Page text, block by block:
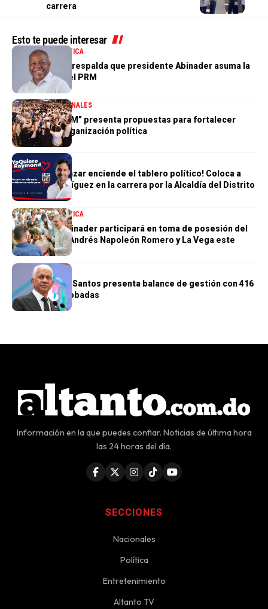
carrera
Esto te puede interesar
NACIONALES POLÍTICA
Adán Peguero respalda que presidente Abinader asuma la
presidencia del PRM
DESTACADANACIONALES
“Hablemos PRM” presenta propuestas para fortalecer
futuro de la organización política
POLÍTICA
Humberto Salazar enciende el tablero político! Coloca a
Raymond Rodríguez en la carrera por la Alcaldía del Distrito
Nacional
NACIONALESPOLÍTICA
Presidente Abinader participará en toma de posesión del
nuevo obispo Andrés Napoleón Romero y La Vega este
sábado
POLÍTICA
Ricardo de los Santos presenta balance de gestión con 416
iniciativas aprobadas
Información en la que puedes confiar. Noticias de última hora
las 24 horas del día.
SECCIONES
Nacionales
Política
Entretenimiento
Altanto TV